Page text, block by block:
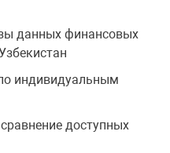
данных финансовых
индивидуальным
доступных